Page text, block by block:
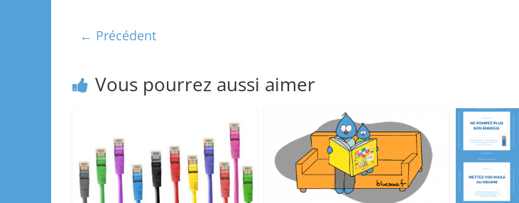
← Précédent
Vous pourrez aussi aimer